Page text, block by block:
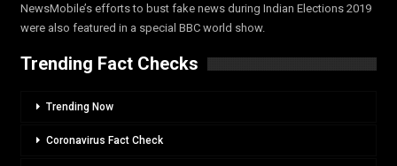
NewsMobile’s efforts to bust fake news during Indian Elections 2019
were also featured in a special BBC world show.
Trending Fact Checks
Trending Now
Coronavirus Fact Check